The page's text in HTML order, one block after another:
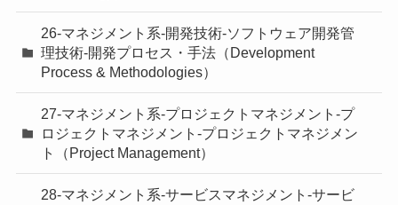
26-マネジメント系-開発技術-ソフトウェア開発管
理技術-開発プロセス・手法（Development
Process & Methodologies）
27-マネジメント系-プロジェクトマネジメント-プ
ロジェクトマネジメント-プロジェクトマネジメン
ト（Project Management）
28-マネジメント系-サービスマネジメント-サービ